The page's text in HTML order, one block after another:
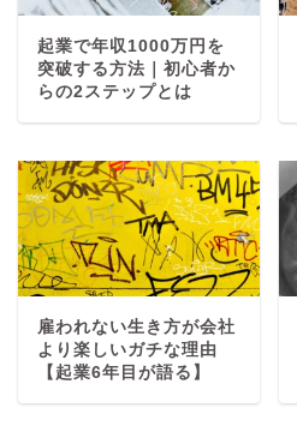
起業で年収1000万円を
突破する方法｜初心者か
らの2ステップとは
雇われない生き方が会社
より楽しいガチな理由
【起業6年目が語る】